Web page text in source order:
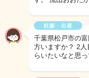
妊娠・出産
千葉県松戸市の
方いますか？ 2
らいたいなと思